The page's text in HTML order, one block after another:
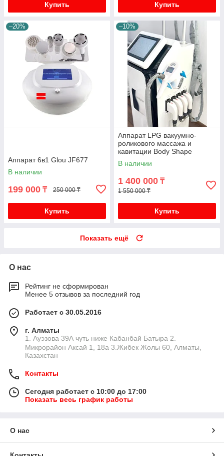
Купить Купить
–20%
Аппарат 6в1 Glou JF677
В наличии
199 000 ₸ 250 000 ₸
Купить
–10%
Аппарат LPG вакуумно-
роликового массажа и
кавитации Body Shape
В наличии
1 400 000 ₸
1 550 000 ₸
Купить
Показать ещё
О нас
Рейтинг не сформирован
Менее 5 отзывов за последний год
Работает с 30.05.2016
г. Алматы
1. Ауэзова 39А чуть ниже Кабанбай Батыра ㅤㅤㅤㅤㅤㅤㅤㅤㅤㅤㅤㅤㅤㅤ2. ​
Микрорайон Аксай 1, 18а 3.Жибек Жолы 60, Алматы,
Казахстан
Контакты
Сегодня работает с 10:00 до 17:00
Показать весь график работы
О нас